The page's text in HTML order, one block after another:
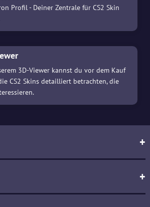
Profil - Deiner Zentrale für CS2 Skin
3D-Viewer kannst du vor dem Kauf
CS2 Skins detailliert betrachten, die
+
+